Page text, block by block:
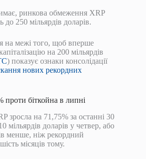
ринкова обмеження XRP
250 мільярдів доларів.
на межі того, щоб вперше
на 200 мільярдів
) показує ознаки консолідації
нових рекордних
проти біткойна в липні
зросла на 71,75% за останні 30
мільярдів доларів у четвер, або
менше, ніж рекордний
місяців тому.